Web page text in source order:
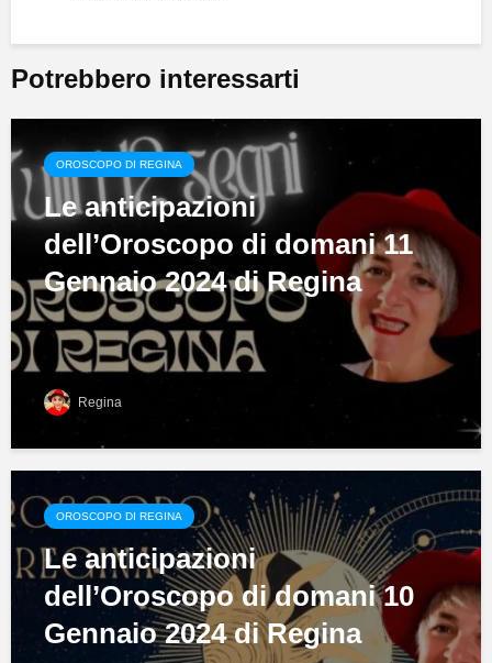
Potrebbero interessarti
OROSCOPO DI REGINA
Le anticipazioni
dell’Oroscopo di domani 11
Gennaio 2024 di Regina
Regina
OROSCOPO DI REGINA
Le anticipazioni
dell’Oroscopo di domani 10
Gennaio 2024 di Regina